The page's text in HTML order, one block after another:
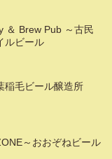
＆ Brew Pub ～古民
ルビール
稲毛ビール醸造所
～おおぞねビール